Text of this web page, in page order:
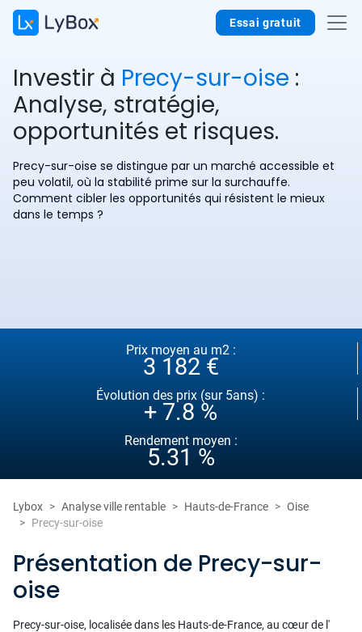
Essai gratuit
Investir à Precy-sur-oise :
Analyse, stratégie,
opportunités et risques.
Precy-sur-oise se distingue par un marché accessible et
peu volatil, où la stabilité prime sur la surchauffe.
Comment cibler les opportunités qui résistent le mieux
dans le temps ?
Prix moyen au m2 :
3 182 €
Évolution des prix (sur 5ans) :
+ 7.8 %
Rendement moyen :
5.31 %
Lybox Analyse ville rentable Hauts-de-France
Oise
Precy-sur-oise
Présentation de Precy-sur-
oise
Precy-sur-oise, localisée dans les Hauts-de-France, au cœur de l'